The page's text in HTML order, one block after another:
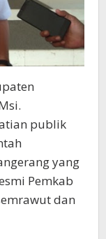
publik
yang
Pemkab
dan